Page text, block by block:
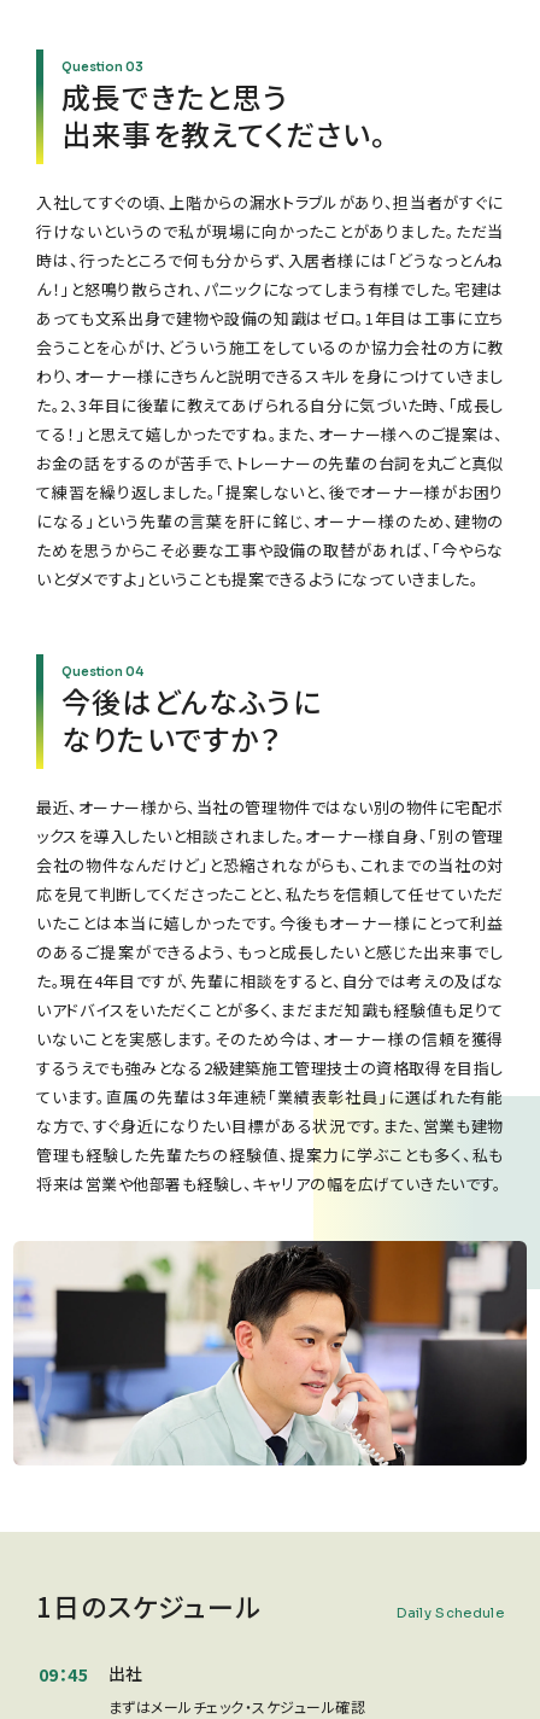
成長できたと思う
出来事を教えてください。
入社してすぐの頃、上階からの漏水トラブルがあり、担当者がすぐに
行けないというので私が現場に向かったことがありました。ただ当
時は、行ったところで何も分からず、入居者様には「どうなっとんね
ん！」と怒鳴り散らされ、パニックになってしまう有様でした。宅建は
あっても文系出身で建物や設備の知識はゼロ。1年目は工事に立ち
会うことを心がけ、どういう施工をしているのか協力会社の方に教
わり、オーナー様にきちんと説明できるスキルを身につけていきまし
た。2、3年目に後輩に教えてあげられる自分に気づいた時、「成長し
てる！」と思えて嬉しかったですね。また、オーナー様へのご提案は、
お金の話をするのが苦手で、トレーナーの先輩の台詞を丸ごと真似
て練習を繰り返しました。「提案しないと、後でオーナー様がお困り
になる」という先輩の言葉を肝に銘じ、オーナー様のため、建物の
ためを思うからこそ必要な工事や設備の取替があれば、「今やらな
いとダメですよ」ということも提案できるようになっていきました。
今後はどんなふうに
なりたいですか？
最近、オーナー様から、当社の管理物件ではない別の物件に宅配ボ
ックスを導入したいと相談されました。オーナー様自身、「別の管理
会社の物件なんだけど」と恐縮されながらも、これまでの当社の対
応を見て判断してくださったことと、私たちを信頼して任せていただ
いたことは本当に嬉しかったです。今後もオーナー様にとって利益
のあるご提案ができるよう、もっと成長したいと感じた出来事でし
た。現在4年目ですが、先輩に相談をすると、自分では考えの及ばな
いアドバイスをいただくことが多く、まだまだ知識も経験値も足りて
いないことを実感します。そのため今は、オーナー様の信頼を獲得
するうえでも強みとなる2級建築施工管理技士の資格取得を目指し
ています。直属の先輩は3年連続「業績表彰社員」に選ばれた有能
な方で、すぐ身近になりたい目標がある状況です。また、営業も建物
管理も経験した先輩たちの経験値、提案力に学ぶことも多く、私も
将来は営業や他部署も経験し、キャリアの幅を広げていきたいです。
1日のスケジュール Daily Schedule
09：45 出社
まずはメールチェック・スケジュール確認